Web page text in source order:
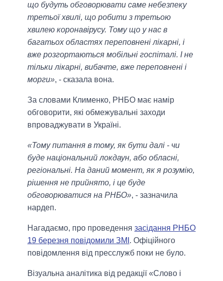
що будуть обговорювати саме небезпеку
третьої хвилі, що робити з третьою
хвилею коронавірусу. Тому що у нас в
багатьох областях переповнені лікарні, і
вже розгортаються мобільні госпіталі. І не
тільки лікарні, вибачте, вже переповнені і
морги», - сказала вона.
За словами Клименко, РНБО має намір
обговорити, які обмежувальні заходи
впроваджувати в Україні.
«Тому питання в тому, як бути далі - чи
буде національний локдаун, або обласні,
регіональні. На даний момент, як я розумію,
рішення не прийнято, і це буде
обговорюватися на РНБО», - зазначила
нардеп.
Нагадаємо, про проведення засідання РНБО
19 березня повідомили ЗМІ . Офіційного
повідомлення від пресслужб поки не було.
Візуальна аналітика від редакції «Слово і